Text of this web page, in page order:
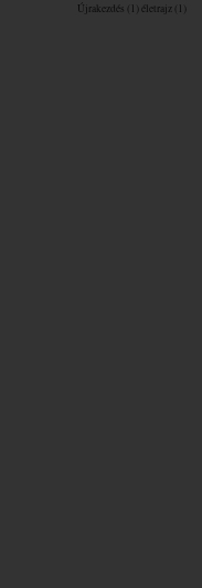
Újrakezdés
(1)életrajz (1)